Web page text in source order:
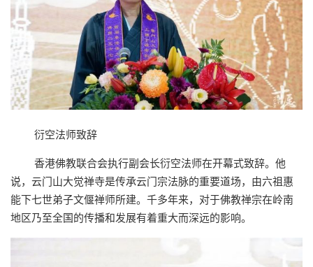
衍空法师致辞
香港佛教联合会执行副会长衍空法师在开幕式致辞。他
说，云门山大觉禅寺是传承云门宗法脉的重要道场，由六祖惠
能下七世弟子文偃禅师所建。千多年来，对于佛教禅宗在岭南
地区乃至全国的传播和发展有着重大而深远的影响。